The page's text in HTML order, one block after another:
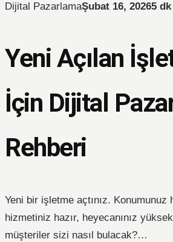
Dijital PazarlamaŞubat 16, 20265
Yeni Açılan
İçin Dijital
Rehberi
Yeni bir işletme açtınız. Konumunuz
hizmetiniz hazır, heyecanınız
müşteriler sizi nasıl bulacak?…